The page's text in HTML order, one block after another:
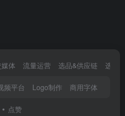
体 流量运营 选品&供应链 选品
频平台 Logo制作 商用字体
点赞